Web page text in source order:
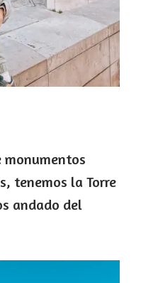
monumentos
tenemos la Torre
andado del